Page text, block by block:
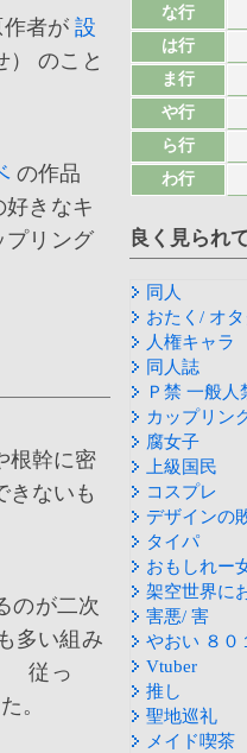
作者が設
） のこと
の作品
好きなキ
プリング
根幹に密
きないも
のが二次
多い組み
従っ
。
な行
は行
ま行
や行
ら行
わ行
良く見られ
同人
おたく/ オタ
人権キャラ
同人誌
Ｐ禁 一般人
カップリン
腐女子
上級国民
コスプレ
デザインの
タイパ
おもしれー
架空世界に
害悪/ 害
やおい ８０
Vtuber
推し
聖地巡礼
メイド喫茶